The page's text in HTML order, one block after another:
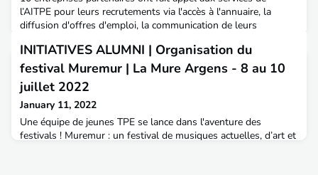
l’AITPE pour leurs recrutements via l'accès à l'annuaire, la
diffusion d'offres d'emploi, la communication de leurs
d'un appui à un recrutement.
INITIATIVES ALUMNI | Organisation du
festival Muremur | La Mure Argens - 8 au 10
juillet 2022
January 11, 2022
Une équipe de jeunes TPE se lance dans l'aventure des
festivals ! Muremur : un festival de musiques actuelles, d’art et